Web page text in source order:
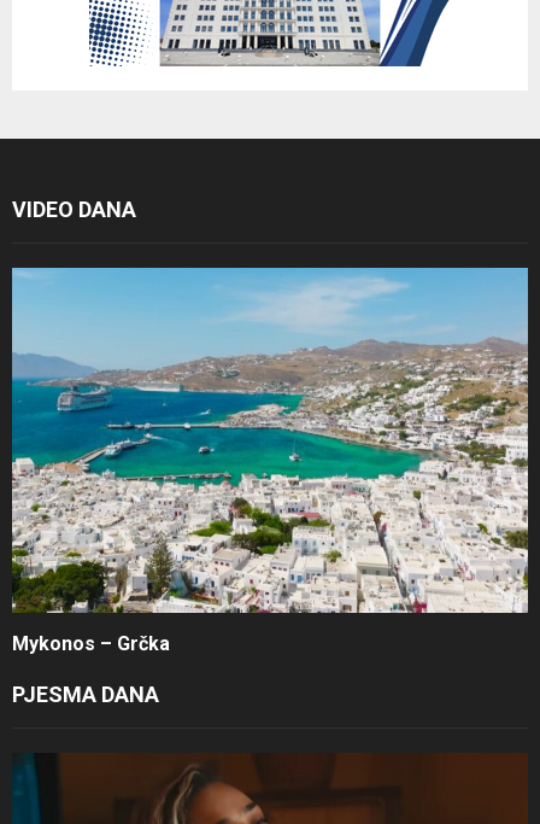
VIDEO DANA
Mykonos – Grčka
PJESMA DANA